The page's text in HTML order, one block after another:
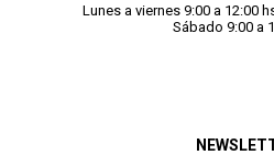
Lunes a viernes 9:00 a 12:00
Sábado 9:00 a